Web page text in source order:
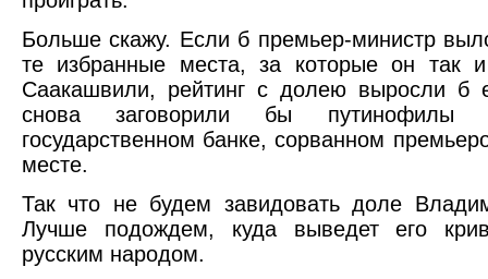
Больше скажу. Если б премьер-министр
те избранные места, за которые он так
Саакашвили, рейтинг с долею выросли
снова заговорили бы путинофилы
государственном банке, сорванном
месте.
Так что не будем завидовать доле
Лучше подождем, куда выведет его
русским народом.